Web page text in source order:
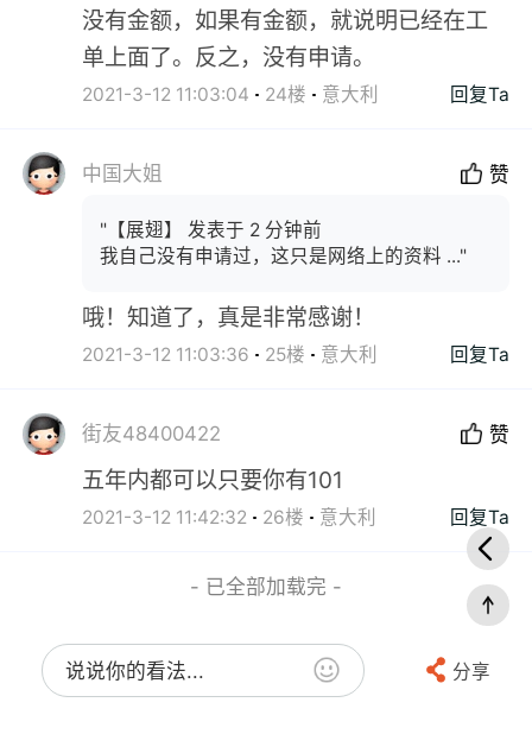
没有金额，如果有金额，就说明已经在工
单上面了。反之，没有申请。
2021-3-12 11:03:04 24楼 意大利 回复Ta
中国大姐 赞
"【展翅】 发表于 2 分钟前
我自己没有申请过，这只是网络上的资料 ..."
哦！知道了，真是非常感谢！
2021-3-12 11:03:36 25楼 意大利 回复Ta
街友48400422 赞
五年内都可以只要你有101
2021-3-12 11:42:32 26楼 意大利 回复Ta
- 已全部加载完 -
说说你的看法... 分享